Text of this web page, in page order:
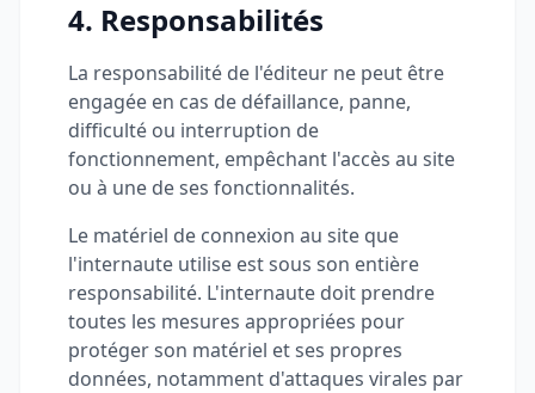
4. Responsabilités
La responsabilité de l'éditeur ne peut être
engagée en cas de défaillance, panne,
difficulté ou interruption de
fonctionnement, empêchant l'accès au site
ou à une de ses fonctionnalités.
Le matériel de connexion au site que
l'internaute utilise est sous son entière
responsabilité. L'internaute doit prendre
toutes les mesures appropriées pour
protéger son matériel et ses propres
données, notamment d'attaques virales par